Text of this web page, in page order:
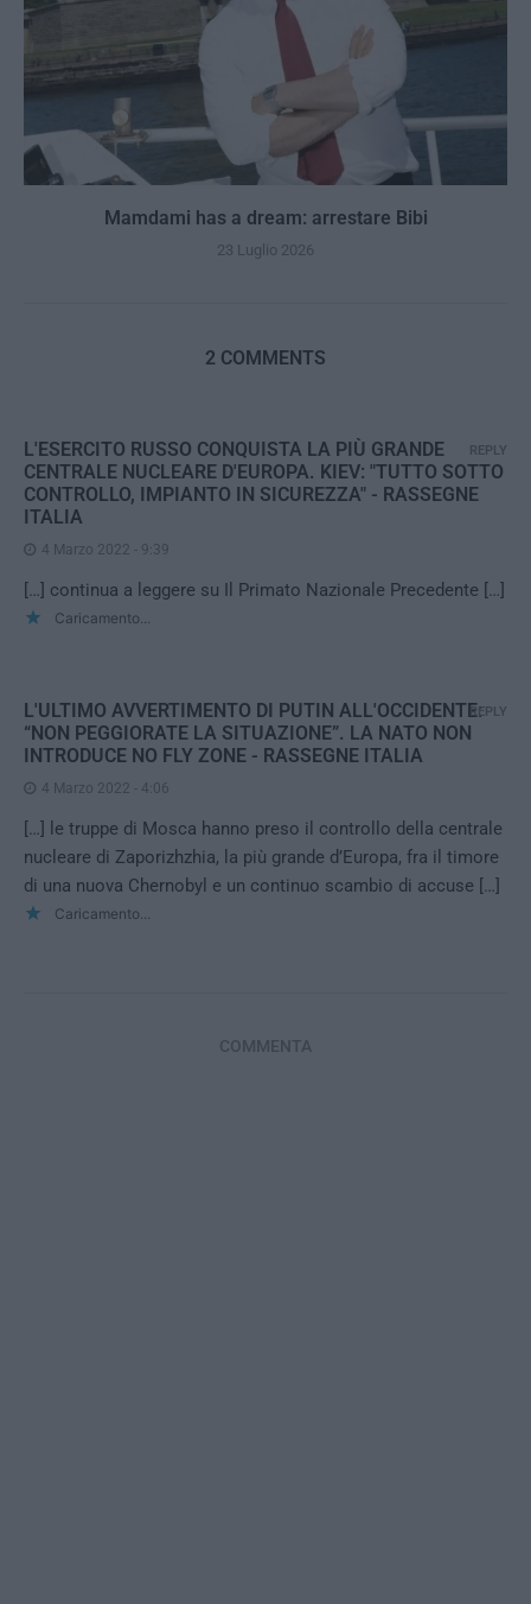
Mamdami has a dream: arrestare Bibi
23 Luglio 2026
2 COMMENTS
L'ESERCITO RUSSO CONQUISTA LA PIÙ GRANDE
CENTRALE NUCLEARE D'EUROPA. KIEV: "TUTTO SOTTO
CONTROLLO, IMPIANTO IN SICUREZZA" - RASSEGNE
ITALIA
4 Marzo 2022 - 9:39
[…] continua a leggere su Il Primato Nazionale Precedente […]
Caricamento...
REPLY
L'ULTIMO AVVERTIMENTO DI PUTIN ALL'OCCIDENTE:
“NON PEGGIORATE LA SITUAZIONE”. LA NATO NON
INTRODUCE NO FLY ZONE - RASSEGNE ITALIA
4 Marzo 2022 - 4:06
[…] le truppe di Mosca hanno preso il controllo della centrale
nucleare di Zaporizhzhia, la più grande d’Europa, fra il timore
di una nuova Chernobyl e un continuo scambio di accuse […]
Caricamento...
REPLY
COMMENTA